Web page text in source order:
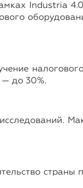
Industria
— до 30%.
страны